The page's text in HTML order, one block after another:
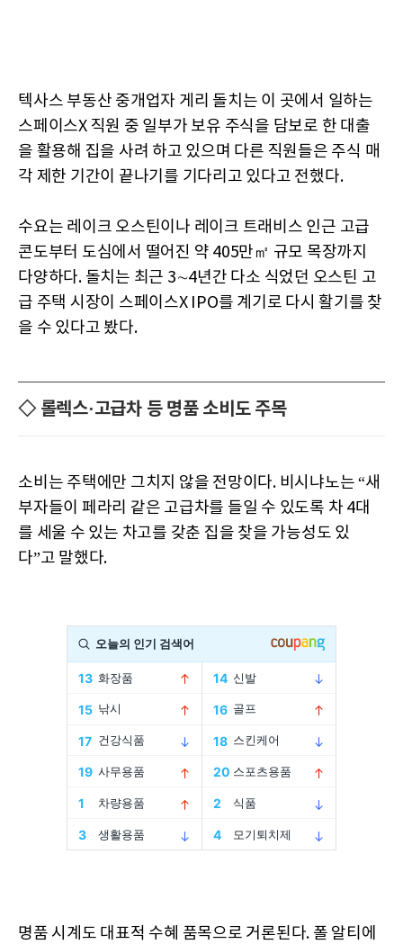
텍사스 부동산 중개업자 게리 돌치는 이 곳에서 일하는
스페이스X 직원 중 일부가 보유 주식을 담보로 한 대출
을 활용해 집을 사려 하고 있으며 다른 직원들은 주식 매
각 제한 기간이 끝나기를 기다리고 있다고 전했다.
수요는 레이크 오스틴이나 레이크 트래비스 인근 고급
콘도부터 도심에서 떨어진 약 405만㎡ 규모 목장까지
다양하다. 돌치는 최근 3∼4년간 다소 식었던 오스틴 고
급 주택 시장이 스페이스X IPO를 계기로 다시 활기를 찾
을 수 있다고 봤다.
◇ 롤렉스·고급차 등 명품 소비도 주목
소비는 주택에만 그치지 않을 전망이다. 비시냐노는 “새
부자들이 페라리 같은 고급차를 들일 수 있도록 차 4대
를 세울 수 있는 차고를 갖춘 집을 찾을 가능성도 있
다”고 말했다.
명품 시계도 대표적 수혜 품목으로 거론된다. 폴 알티에